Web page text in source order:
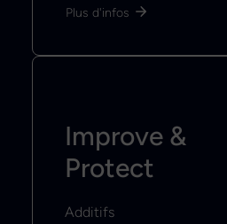
Plus d'infos
Improve &
Protect
Additifs